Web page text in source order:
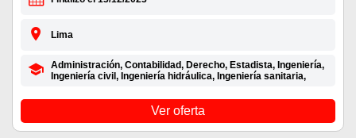
Lima
Administración, Contabilidad, Derecho, Estadista, Ingeniería,
Ingeniería civil, Ingeniería hidráulica, Ingeniería sanitaria,
Ver oferta